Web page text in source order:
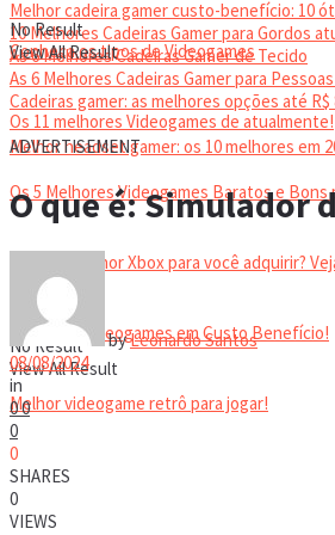
Melhor cadeira gamer custo-benefício: 10
10 Melhores Cadeiras Gamer para Gordos
As 6 Melhores Cadeiras Gamer de Tecido
As 6 Melhores Cadeiras Gamer para
Cadeiras gamer: as melhores opções até R$
HEADSET
Melhor headset gamer: os 10 melhores em
No Result
View All Result
Conheça os tipos de Videogames
Os 11 melhores Videogames de atualmente!
Os 5 Melhores Videogames Baratos e Bons
Qual é o melhor Xbox para você adquirir?
Melhores Videogames em Custo Benefício!
Melhor videogame retrô para jogar!
VIDEOGAMES PORTÁTEIS
No Result
View All Result
ADVERTISEMENT
O que é: Simulador
byLeonardo Santos
08/08/2024
in
00
0
0
SHARES
0
VIEWS